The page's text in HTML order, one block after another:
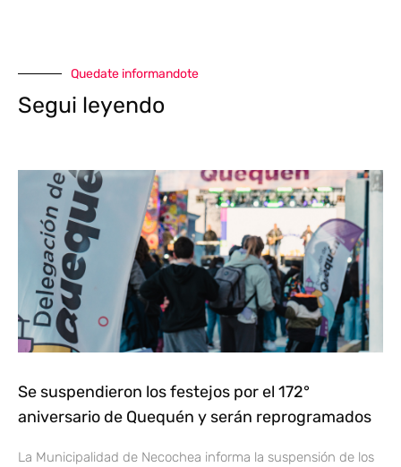
Quedate informandote
Segui leyendo
Se suspendieron los festejos por el 172°
aniversario de Quequén y serán reprogramados
La Municipalidad de Necochea informa la suspensión de los